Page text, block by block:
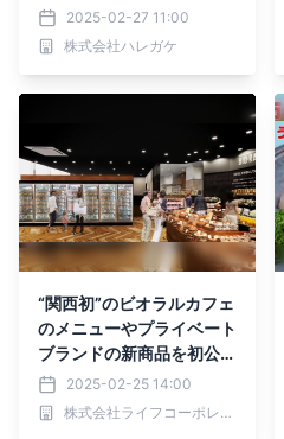
電車に乗って楽しむリアル
謎解きゲーム、3/1(土)か
ら期間限定で開催
2025-02-27 11:00
株式会社ハレガケ
“関西初”のビオラルカフェ
のメニューやプライベート
ブランドの新商品を初公開
♪ 3/21（金）、「グラン
グリーン大阪 ショップ＆
レストラン南館」内に「ビ
2025-02-25 14:00
株式会社ライフコーポレーション